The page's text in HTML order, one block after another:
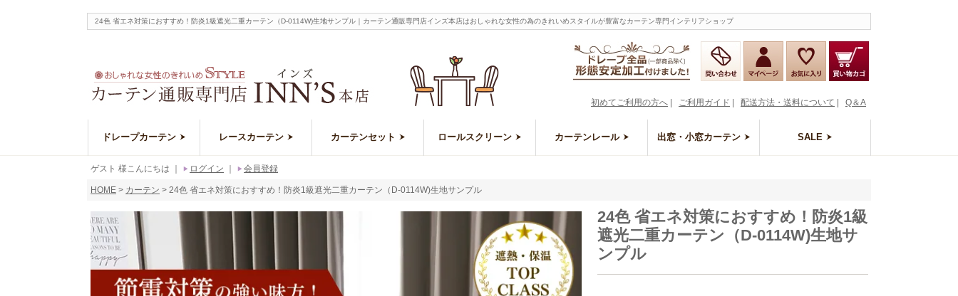
24色 省エネ対策におすすめ！防炎1級遮光二重カーテン（D-0114W)生地サンプル｜カーテン通販専門店インズ本店はおしゃれな女性の為のきれいめスタイルが豊富なカーテン専門インテリアショップ
Q＆A
配送方法・送料について
ご利用ガイド
初めてご利用の方へ
ドレープカーテン レースカーテン カーテンセット ロールスクリーン カーテンレール 出窓・小窓カーテン SALE
ゲスト 様こんにちは ログイン 会員登録
HOME カーテン 24色 省エネ対策におすすめ！防炎1級遮光二重カーテン（D-0114W)生地サンプル
24色 省エネ対策におすすめ！防炎1級
遮光二重カーテン（D-0114W)生地サ
ンプル